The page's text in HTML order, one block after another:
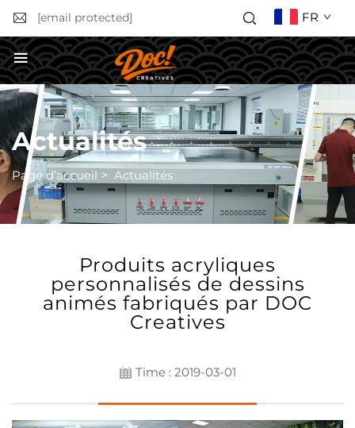
[email protected] FR
Obtenir un devis
Actualités
Page d’accueil > Actualités
Produits acryliques
personnalisés de dessins
animés fabriqués par DOC
Creatives
Time : 2019-03-01